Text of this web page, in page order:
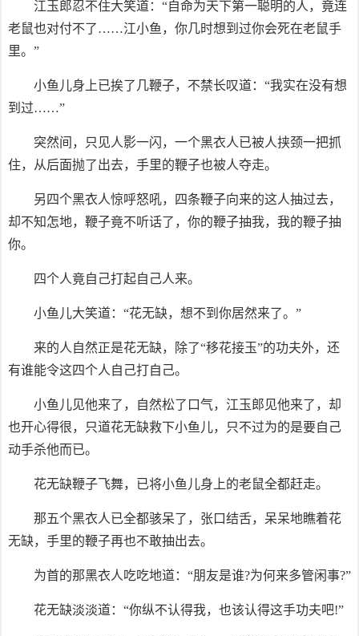
江玉郎忍不住大笑道：“自命为天下第一聪明的人，竟连
老鼠也对付不了……江小鱼，你几时想到过你会死在老鼠手
里。”
小鱼儿身上已挨了几鞭子，不禁长叹道：“我实在没有想
到过……”
突然间，只见人影一闪，一个黑衣人已被人挟颈一把抓
住，从后面抛了出去，手里的鞭子也被人夺走。
另四个黑衣人惊呼怒吼，四条鞭子向来的这人抽过去，
却不知怎地，鞭子竟不听话了，你的鞭子抽我，我的鞭子抽
你。
四个人竟自己打起自己人来。
小鱼儿大笑道：“花无缺，想不到你居然来了。”
来的人自然正是花无缺，除了“移花接玉”的功夫外，还
有谁能令这四个人自己打自己。
小鱼儿见他来了，自然松了口气，江玉郎见他来了，却
也开心得很，只道花无缺救下小鱼儿，只不过为的是要自己
动手杀他而已。
花无缺鞭子飞舞，已将小鱼儿身上的老鼠全都赶走。
那五个黑衣人已全都骇呆了，张口结舌，呆呆地瞧着花
无缺，手里的鞭子再也不敢抽出去。
为首的那黑衣人吃吃地道：“朋友是谁?为何来多管闲事?”
花无缺淡淡道：“你纵不认得我，也该认得这手功夫吧!”